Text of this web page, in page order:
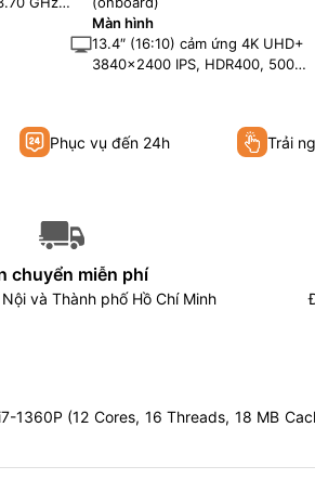
64W)
Màn hình
13.4″ (16:10) cảm ứng 4K UHD+
3840×2400 IPS, HDR400, 500
Phục vụ đến 24h Trải
chuyển miễn phí
và Thành phố Hồ Chí Minh
1360P (12 Cores, 16 Threads, 18 MB